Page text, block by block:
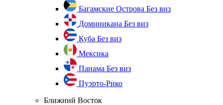
Багамские Острова Без виз
Доминикана Без виз
Куба Без виз
Мексика
Панама Без виз
Пуэрто-Рико
Ближний Восток